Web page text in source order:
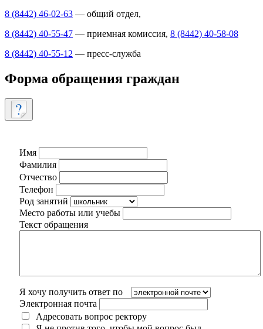
8 (8442) 46-02-63 — общий отдел,
8 (8442) 40-55-47 — приемная комиссия, 8 (8442) 40-58-08
8 (8442) 40-55-12 — пресс-служба
Форма обращения граждан
Имя
Фамилия
Отчество
Телефон
Род занятий
Место работы или учебы
Текст обращения
Я хочу получить ответ по
Электронная почта
Адресовать вопрос ректору